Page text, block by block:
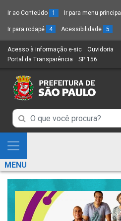
Ir ao Conteúdo 1 Ir para menu principal
Ir para rodapé 4 Acessibilidade 5
Acesso à informação e-sic (Link
para
novo
sítio)
Ouvidoria
Portal da Transparência (Link
um
novo
SP 156
Campo
de
Busca
de
informações
Campo
de
de
informações
Mostra
e
Esconde
Menu
MENU